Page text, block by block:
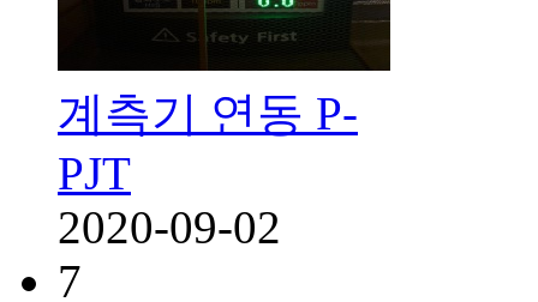
계측기 연동 P-
PJT
2020-09-02
7